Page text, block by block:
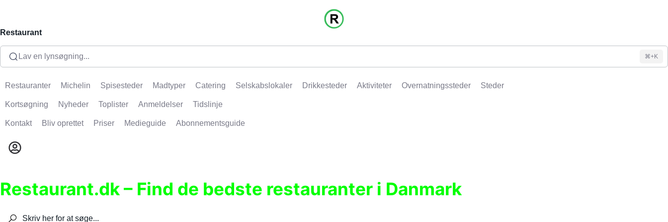
Restaurant
Lav en lynsøgning... ⌘+K
Restauranter Michelin Spisesteder Madtyper Catering Selskabslokaler Drikkesteder Aktiviteter Overnatningssteder Steder
Kortsøgning Nyheder Toplister Anmeldelser Tidslinje
Kontakt Bliv oprettet Priser Medieguide Abonnementsguide
Restaurant.dk – Find de bedste restauranter i Danmark